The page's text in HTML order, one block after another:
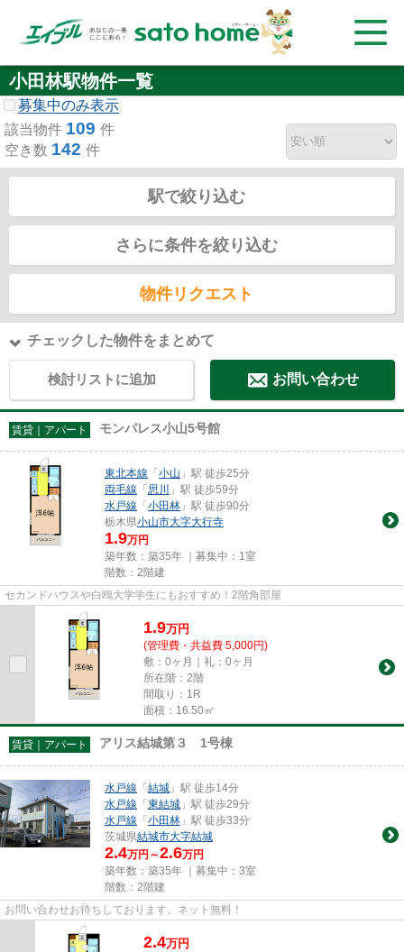
小田林駅物件一覧
募集中のみ表示
該当物件 109 件
空き数 142 件
駅で絞り込む
さらに条件を絞り込む
物件リクエスト
チェックした物件をまとめて
検討リストに追加 お問い合わせ
賃貸｜アパート モンパレス小山5号館
東北本線 「小山 」駅 徒歩25分
両毛線 「思川
」駅 徒歩59分
水戸線 「小田林 」駅 徒歩90分
栃木県小山市大字大行寺
1.9万円
築年数：築35年 ｜募集中： 1室
階数：2階建
セカンドハウスや白鴎大学学生にもおすすめ！2階角部屋
1.9万円
(管理費・共益費 5,000円)
敷：0ヶ月｜礼：0ヶ月
所在階：2階
間取り：1R
面積：16.50㎡
賃貸｜アパート アリス結城第３ 1号棟
水戸線 「結城 」駅 徒歩14分
水戸線 「東結城 」駅 徒歩29分
水戸線 「小田林 」駅 徒歩33分
茨城県結城市大字結城
2.4万円～2.6万円
築年数：築35年 ｜募集中： 3室
階数：2階建
お問い合わせお待ちしております。ネット無料！
2.4万円